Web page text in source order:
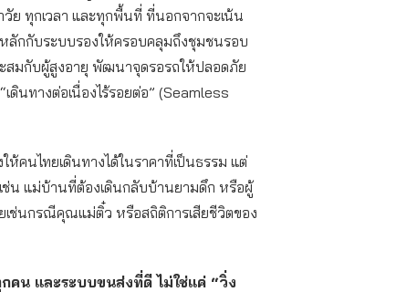
วัย ทุกเวลา และทุกพื้นที่ ที่นอกจากจะเน้น
ลักกับระบบรองให้ครอบคลุมถึงชุมชนรอบ
สมกับผู้สูงอายุ พัฒนาจุดรอรถให้ปลอดภัย
ดินทางต่อเนื่องไร้รอยต่อ” (Seamless
คนไทยเดินทางได้ในราคาที่เป็นธรรม แต่
ช่น แม่บ้านที่ต้องเดินกลับบ้านยามดึก หรือผู้
เช่นกรณีคุณแม่ติ๋ว หรือสถิติการเสียชีวิตของ
น และระบบขนส่งที่ดี ไม่ใช่แค่ “วิ่ง